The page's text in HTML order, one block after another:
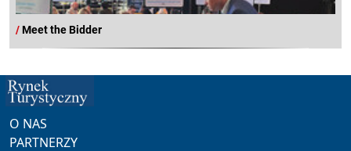
/Meet the Bidder
O NAS
PARTNERZY